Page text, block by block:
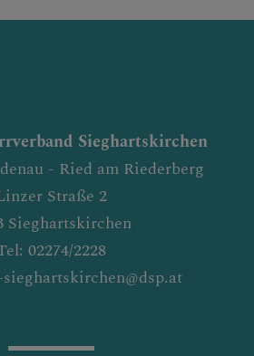
Sieghartskirchen
- Ried am Riederberg
Straße 2
Sieghartskirchen
02274/2228